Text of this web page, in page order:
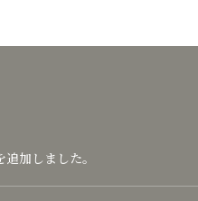
加しました。